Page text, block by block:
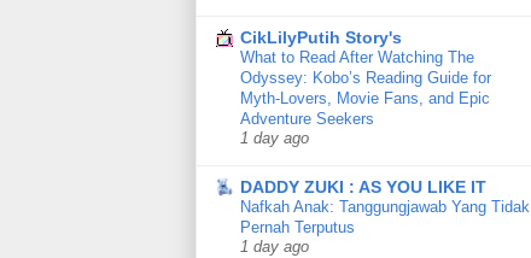
CikLilyPutih Story's
What to Read After Watching The
Odyssey: Kobo’s Reading Guide for
Myth-Lovers, Movie Fans, and Epic
Adventure Seekers
1 day ago
DADDY ZUKI : AS YOU LIKE IT
Nafkah Anak: Tanggungjawab Yang Tidak
Pernah Terputus
1 day ago